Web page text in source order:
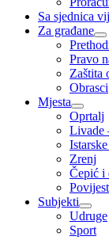
Sa sjednica
Za građane
Pravo
Zaštita
Obrasci
Mjesta
Oprtalj
Livade
Zrenj
Čepić i
Subjekti
Udruge
Sport